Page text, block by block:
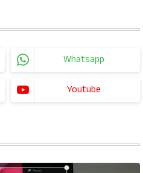
Whatsapp
Youtube